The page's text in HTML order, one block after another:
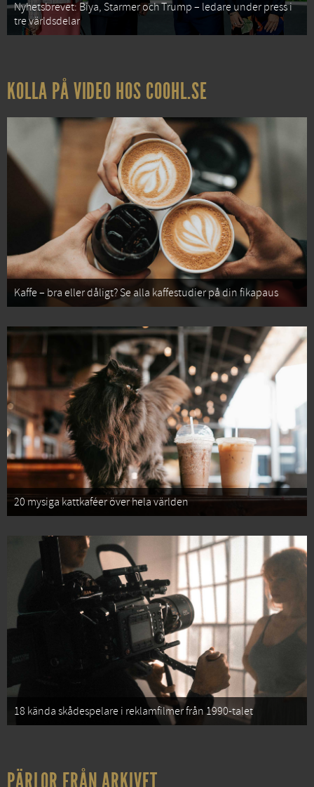
Nyhetsbrevet: Biya, Starmer och Trump – ledare under press i
tre världsdelar
KOLLA PÅ VIDEO HOS COOHL.SE
Kaffe – bra eller dåligt? Se alla kaffestudier på din fikapaus
20 mysiga kattkaféer över hela världen
18 kända skådespelare i reklamfilmer från 1990-talet
PÄRLOR FRÅN ARKIVET